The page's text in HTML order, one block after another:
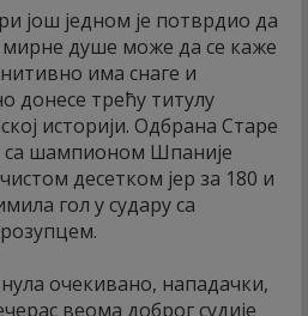
још једном је потврдио да
мирне душе може да се каже
има снаге и
донесе трећу титулу
историји. Одбрана Старе
шампионом Шпаније
десетком јер за 180 и
гол у судару са
очекивано, нападачки,
веома доброг судије